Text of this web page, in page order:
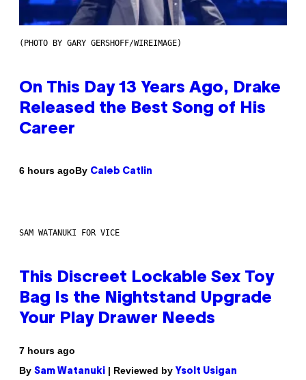
(PHOTO BY GARY GERSHOFF/WIREIMAGE)
On This Day 13 Years Ago, Drake
Released the Best Song of His
Career
6 hours agoBy Caleb Catlin
SAM WATANUKI FOR VICE
This Discreet Lockable Sex Toy
Bag Is the Nightstand Upgrade
Your Play Drawer Needs
7 hours ago
By Sam Watanuki | Reviewed by Ysolt Usigan